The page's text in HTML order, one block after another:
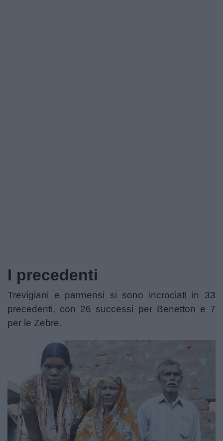
I precedenti
Trevigiani e parmensi si sono incrociati in 33
precedenti, con 26 successi per Benetton e 7
per le Zebre.